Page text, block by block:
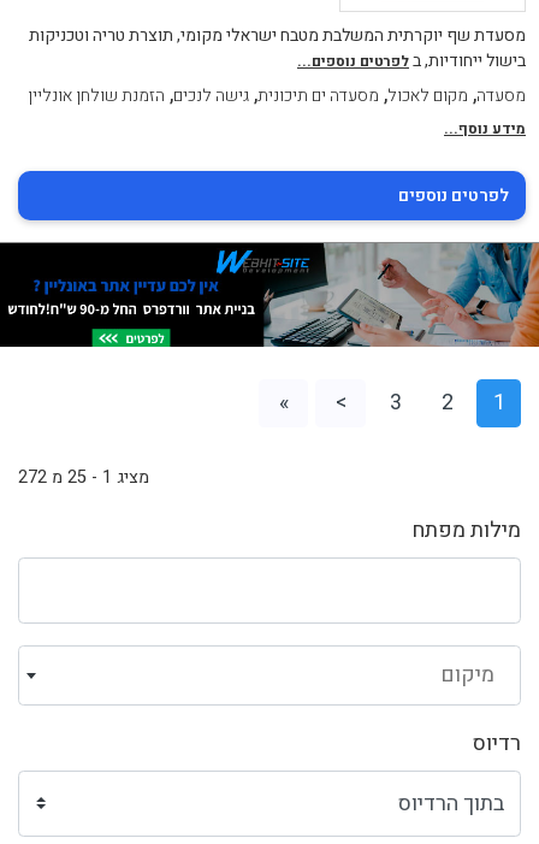
מילות מפתח
מיקום
רדיוס
מסעדת שף יוקרתית המשלבת מטבח ישראלי מקומי, תוצרת טריה וטכניקות
בישול ייחודיות, בלפרטים נוספים...
מסעדה, מקום לאכול, מסעדה ים תיכונית,גישה לנכים, הזמנת שולחן אונליין
מידע נוסף...
לפרטים נוספים
1
2
3
>
»
מציג 1 - 25 מ 272